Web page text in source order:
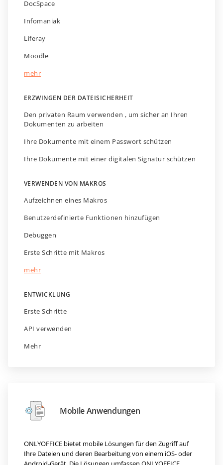
DocSpace
Infomaniak
Liferay
Moodle
mehr
ERZWINGEN DER DATEISICHERHEIT
Den privaten Raum verwenden , um sicher an Ihren
Dokumenten zu arbeiten
Ihre Dokumente mit einem Passwort schützen
Ihre Dokumente mit einer digitalen Signatur schützen
VERWENDEN VON MAKROS
Aufzeichnen eines Makros
Benutzerdefinierte Funktionen hinzufügen
Debuggen
Erste Schritte mit Makros
mehr
ENTWICKLUNG
Erste Schritte
API verwenden
Mehr
Mobile Anwendungen
ONLYOFFICE bietet mobile Lösungen für den Zugriff auf
Ihre Dateien und deren Bearbeitung von einem iOS- oder